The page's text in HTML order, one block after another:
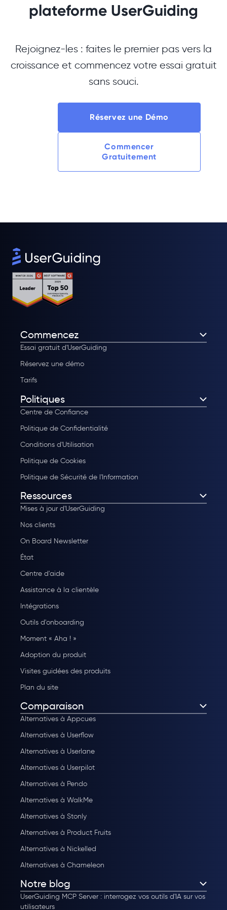
plateforme UserGuiding
Rejoignez-les : faites le premier pas vers la
croissance et commencez votre essai gratuit
sans souci.
Réservez une Démo
Commencer
Gratuitement
Commencez
Essai gratuit d'UserGuiding
Réservez une démo
Tarifs
Politiques
Centre de Confiance
Politique de Confidentialité
Conditions d'Utilisation
Politique de Cookies
Politique de Sécurité de l'Information
Ressources
Mises à jour d'UserGuiding
Nos clients
On Board Newsletter
État
Centre d'aide
Assistance à la clientèle
Intégrations
Outils d'onboarding
Moment « Aha ! »
Adoption du produit
Visites guidées des produits
Plan du site
Comparaison
Alternatives à Appcues
Alternatives à Userflow
Alternatives à Userlane
Alternatives à Userpilot
Alternatives à Pendo
Alternatives à WalkMe
Alternatives à Stonly
Alternatives à Product Fruits
Alternatives à Nickelled
Alternatives à Chameleon
Notre blog
UserGuiding MCP Server : interrogez vos outils d'IA sur vos
utilisateurs